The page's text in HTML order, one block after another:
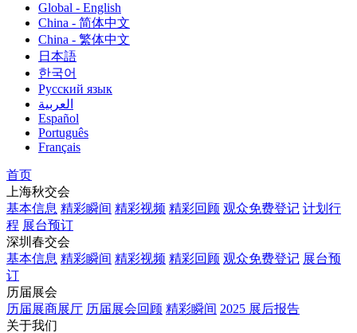
Global - English
China - 简体中文
China - 繁体中文
日本語
한국어
Русский язык
العربية
Español
Português
Français
首页
上海秋交会
基本信息 精彩瞬间 精彩视频 精彩回顾 观众免费登记 计划行
程 展台预订
深圳春交会
基本信息 精彩瞬间 精彩视频 精彩回顾 观众免费登记 展台预
订
历届展会
历届展商展厅 历届展会回顾 精彩瞬间 2025 展后报告
关于我们